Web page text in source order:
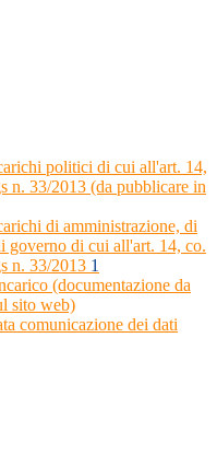
politici di cui all'art. 14,
n. 33/2013 (da pubblicare in
di amministrazione, di
governo di cui all'art. 14, co.
n. 33/2013 1
(documentazione da
sito web)
comunicazione dei dati